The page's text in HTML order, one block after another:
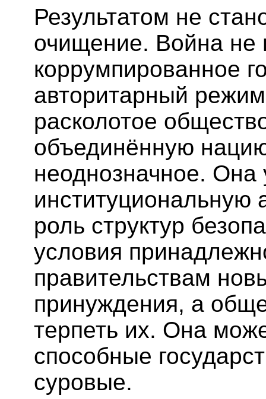
Результатом не
очищение. Война не
коррумпированное
авторитарный
расколотое
объединённую
неоднозначное. Она
роль структур
условия
правительствам
принуждения, а
терпеть их. Она
способные
суровые.